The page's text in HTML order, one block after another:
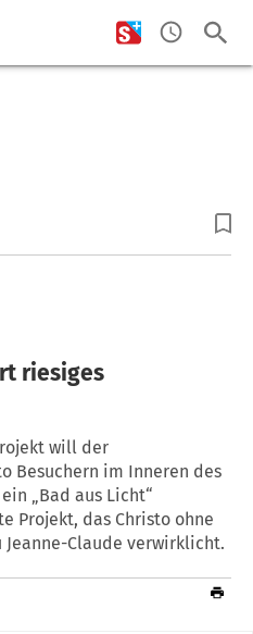
riesiges
will der
Besuchern im Inneren des
„Bad aus Licht“
Projekt, das Christo ohne
Jeanne-Claude verwirklicht.